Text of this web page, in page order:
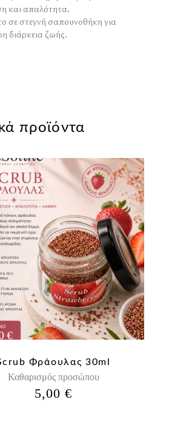
και απαλότητα.
σε στεγνή σαπουνοθήκη για
διάρκεια ζωής.
προϊόντα
Φράουλας 30ml
Καθαρισμός προσώπου
5,00€